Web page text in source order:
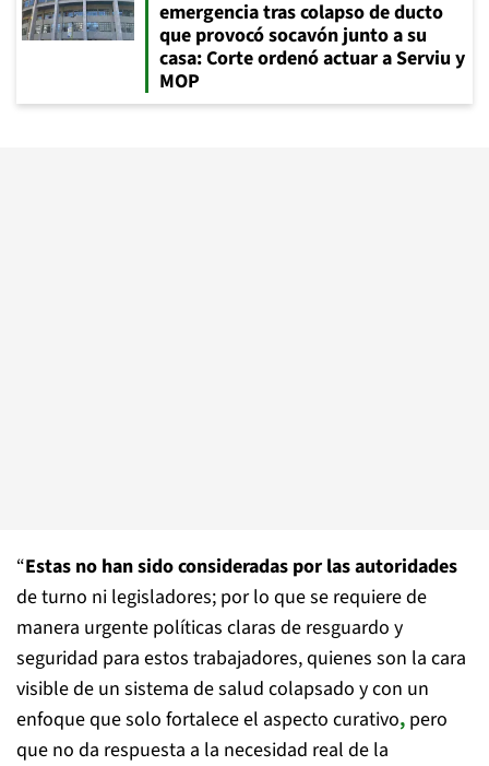
emergencia tras colapso de ducto
que provocó socavón junto a su
casa: Corte ordenó actuar a Serviu y
MOP
“Estas no han sido consideradas por las autoridades
de turno ni legisladores; por lo que se requiere de
manera urgente políticas claras de resguardo y
seguridad para estos trabajadores, quienes son la cara
visible de un sistema de salud colapsado y con un
enfoque que solo fortalece el aspecto curativo, pero
que no da respuesta a la necesidad real de la